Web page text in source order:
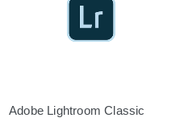
Adobe Lightroom Classic